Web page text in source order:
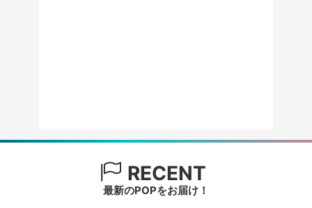
RECENT
最新のPOPをお届け！